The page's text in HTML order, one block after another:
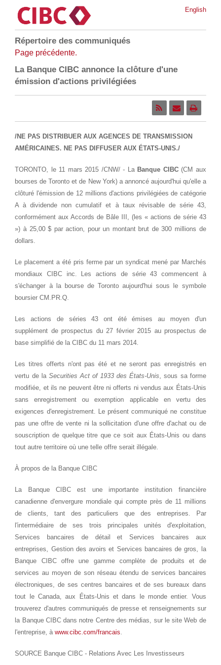
English
Répertoire des communiqués
Page précédente.
La Banque CIBC annonce la clôture d'une
émission d'actions privilégiées
/NE PAS DISTRIBUER AUX AGENCES DE TRANSMISSION
AMÉRICAINES. NE PAS DIFFUSER AUX ÉTATS-UNIS./
TORONTO, le 11 mars 2015 /CNW/ - La Banque CIBC(CM aux
bourses deToronto et de New York) a annoncé aujourd'hui qu'elle a
clôturé l'émission de 12 millions d'actions privilégiées de catégorie
A à dividende non cumulatif et à taux révisable de série 43,
conformément aux Accords de Bâle III, (les « actions de série 43
») à 25,00 $ par action, pour un montant brut de 300 millions de
dollars.
Le placement a été pris ferme par un syndicat mené par Marchés
mondiaux CIBC inc. Les actions de série 43 commencent à
s'échanger à la bourse deToronto aujourd'hui sous le symbole
boursier CM.PR.Q.
Les actions de séries 43 ont été émises au moyen d'un
supplément de prospectus du 27 février 2015 au prospectus de
base simplifié de la CIBC du 11 mars 2014.
Les titres offerts n'ont pas été et ne seront pas enregistrés en
vertu de la Securities Act of 1933 des États-Unis, sous sa forme
modifiée, et ils ne peuvent être ni offerts ni vendus aux États-Unis
sans enregistrement ou exemption applicable en vertu des
exigences d'enregistrement. Le présent communiqué ne constitue
pas une offre de vente ni la sollicitation d'une offre d'achat ou de
souscription de quelque titre que ce soit aux États-Unis ou dans
tout autre territoire où une telle offre serait illégale.
À propos de la Banque CIBC
La Banque CIBC est une importante institution financière
canadienne d'envergure mondiale qui compte près de 11 millions
de clients, tant des particuliers que des entreprises. Par
l'intermédiaire de ses trois principales unités d'exploitation,
Services bancaires de détail et Services bancaires aux
entreprises, Gestion des avoirs et Services bancaires de gros, la
Banque CIBC offre une gamme complète de produits et de
services au moyen de son réseau étendu de services bancaires
électroniques, de ses centres bancaires et de ses bureaux dans
tout leCanada, aux États-Unis et dans le monde entier. Vous
trouverez d'autres communiqués de presse et renseignements sur
la Banque CIBC dans notre Centre des médias, sur le site Web de
l'entreprise, àwww.cibc.com/francais.
SOURCE Banque CIBC - Relations Avec Les Investisseurs